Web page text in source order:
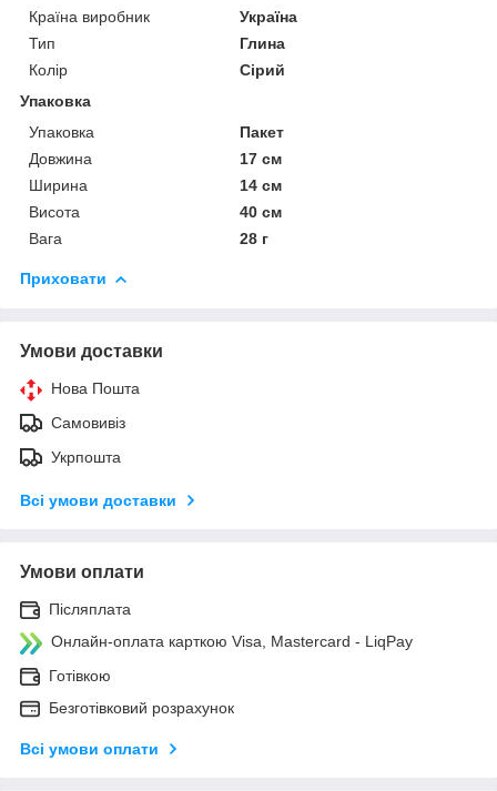
Країна виробник
Україна
Тип
Глина
Колір
Сірий
Упаковка
Упаковка
Пакет
Довжина
17 см
Ширина
14 см
Висота
40 см
Вага
28 г
Приховати
Умови доставки
Нова Пошта
Самовивіз
Укрпошта
Всі умови доставки
Умови оплати
Післяплата
Онлайн-оплата карткою Visa, Mastercard - LiqPay
Готівкою
Безготівковий розрахунок
Всі умови оплати